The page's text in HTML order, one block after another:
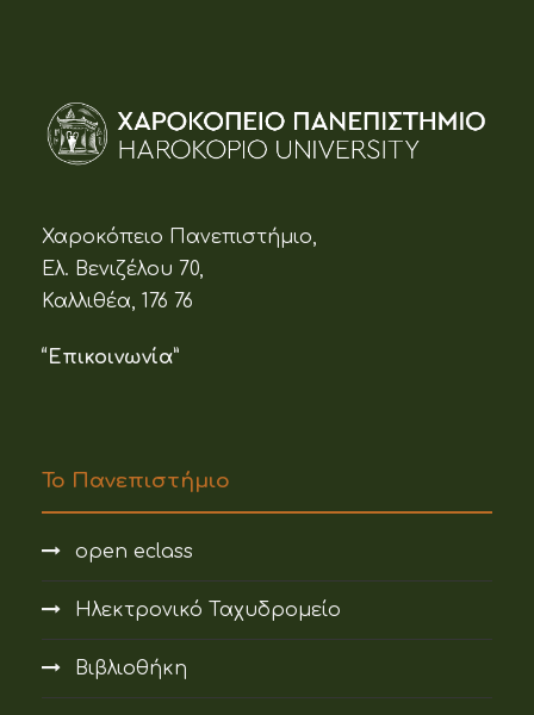
Χαροκόπειο Πανεπιστήμιο,
Ελ. Βενιζέλου 70,
Καλλιθέα, 176 76
“Επικοινωνία”
Το Πανεπιστήμιο
open eclass
Ηλεκτρονικό Ταχυδρομείο
Βιβλιοθήκη